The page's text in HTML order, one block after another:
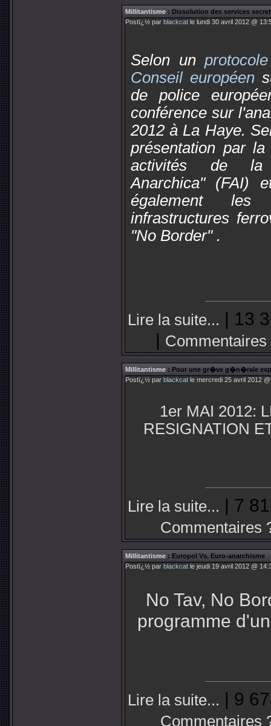
Millitantisme : Dissolution des services
Postï¿½ par blackcat le lundi 30 avril 2012 @
Selon un protocole
Conseil européen
de police
conférence sur
2012 à La Haye.
présentation par
activités de la
Anarchica" (FAI)
également
infrastructures
"No Border" .
Lire la suite... | 13
| Commentaires
Millitantisme : Pour une gr�ve g�n�rale
Postï¿½ par blackcat le mercredi 25 avril 2012
1er MAI 2012:
RESIGNATION
Lire la suite... | 7
Commentaires
Millitantisme : Europol Vs. Euro-anarchisme
Postï¿½ par blackcat le jeudi 19 avril 2012 @
No Tav, No
programme
Lire la suite... | 9
Commentaires